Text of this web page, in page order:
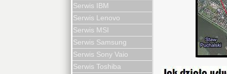
Serwis IBM
Serwis Lenovo
Serwis MSI
Serwis Samsung
Serwis Sony Vaio
Serwis Toshiba